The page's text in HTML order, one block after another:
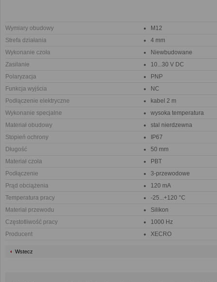
Wymiary obudowy
M12
Strefa działania
4 mm
Wykonanie czoła
Niewbudowane
Zasilanie
10...30 V DC
Polaryzacja
PNP
Funkcja wyjścia
NC
Podłączenie elektryczne
kabel 2 m
Wykonanie specjalne
wysoka temperatura
Materiał obudowy
stal nierdzewna
Stopień ochrony
IP67
Długość
50 mm
Materiał czoła
PBT
Podłączenie
3-przewodowe
Prąd obciążenia
120 mA
Temperatura pracy
-25...+120 °C
Materiał przewodu
Silikon
Częstotliwość pracy
1000 Hz
Producent
XECRO
Wstecz